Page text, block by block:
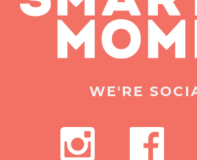
WE'RE